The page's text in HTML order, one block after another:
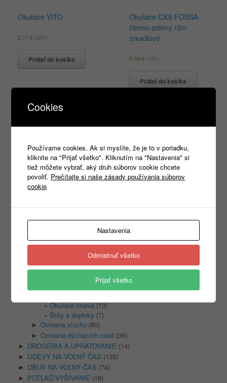
Okuliare VITO
2,17€ s DPH
Pridať do košíka
Okuliare CXS FOSSA
čierno-zelený rám
zrkadlové
6,04€ s DPH
Pridať do košíka
search
Kategórie
REKLAMNÝ TEXTIL(465)
(1333)
PRACOVNÁ OBUV(1315)
PRACOVNÉ RUKAVICE(346)
OCHRANA HLAVY(400)
(87)
Okuliare tmavé(13)
Štíty a doplnky (7)
► Ochrana sluchu (60)
► Ochrana dýchacích ciest (36)
► DROGÉRIA A UPRATOVANIE (14)
► ODEVY NA VOĽNÝ ČAS (135)
► OBUV NA VOĽNÝ ČAS (74)
► POTLAČ/VYŠÍVANIE (18)
Cookies
Používame cookies. Ak si myslíte, že je to v poriadku,
kliknite na "Prijať všetko". Kliknutím na "Nastavenia" si
tiež môžete vybrať, aký druh súborov cookie chcete
povoliť. Prečítajte si naše zásady používania súborov
cookie
Nastavenia
Odmietnuť všetko
Prijať všetko